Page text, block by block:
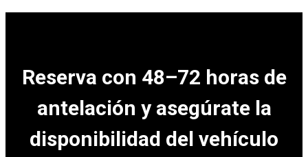
Reserva con 48–72 horas de
antelación y asegúrate la
disponibilidad del vehículo